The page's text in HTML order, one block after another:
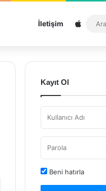
İletişim
Kayıt Ol
Beni hatırla